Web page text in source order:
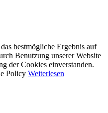
bestmögliche Ergebnis auf
Benutzung unserer Website
der Cookies einverstanden.
Policy Weiterlesen